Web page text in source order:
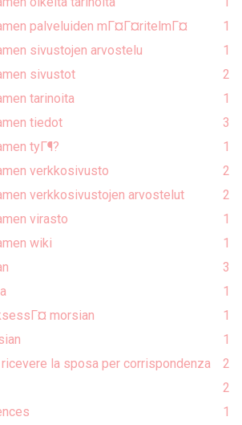
palveluiden mГ¤Г¤ritelmГ¤
1
sivustojen arvostelu
1
sivustot
2
tarinoita
1
tiedot
3
tyГ¶?
1
verkkosivusto
2
verkkosivustojen arvostelut
2
virasto
1
wiki
1
3
1
morsian
1
1
la sposa per corrispondenza
2
2
1